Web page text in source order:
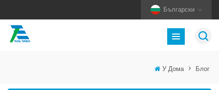
Български
У Дома > Блог